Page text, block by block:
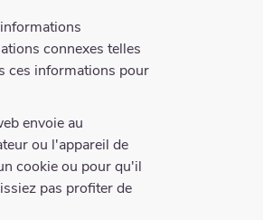
connexes telles
ces informations pour
envoie au
ou l'appareil de
cookie ou pour qu'il
pas profiter de